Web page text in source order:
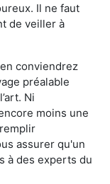
Il ne faut
de veiller à
conviendrez
préalable
Ni
moins une
assurer qu'un
à des experts du